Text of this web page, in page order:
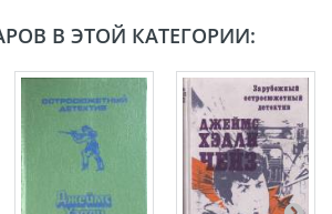
В ЭТОЙ КАТЕГОРИИ: